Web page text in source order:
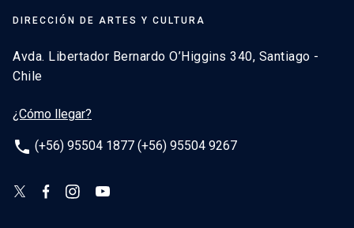
DIRECCIÓN DE ARTES Y CULTURA
Avda. Libertador Bernardo O’Higgins 340, Santiago -
Chile
¿Cómo llegar?
phone (+56) 95504 1877 (+56) 95504 9267